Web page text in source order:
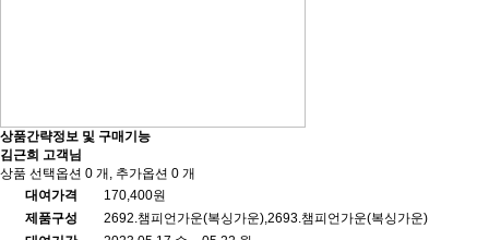
상품간략정보 및 구매기능
김근희 고객님
상품 선택옵션 0 개, 추가옵션 0 개
대여가격
170,400원
제품구성
2692.챔피언가운(복싱가운),2693.챔피언가운(복싱가운)